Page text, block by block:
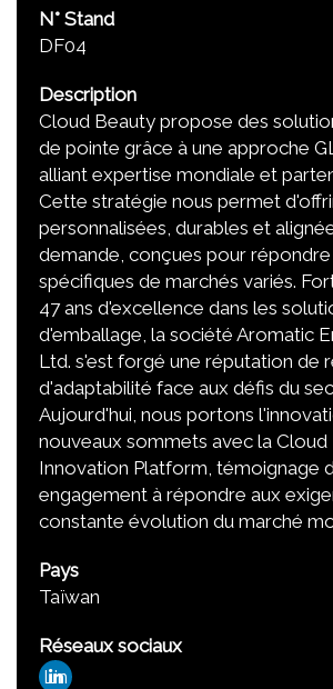
N° Stand
DF04
Description
Cloud Beauty propose des
de pointe grâce à une approche
alliant expertise mondiale et
Cette stratégie nous permet
personnalisées, durables et
demande, conçues pour répondre
spécifiques de marchés variés.
47 ans d'excellence dans les
d'emballage, la société Aromatic
Ltd. s'est forgé une réputation de
d'adaptabilité face aux défis du
Aujourd'hui, nous portons
nouveaux sommets avec la Cloud
Innovation Platform, témoignage
engagement à répondre aux
constante évolution du marché
Pays
Taïwan
Réseaux sociaux
Lin